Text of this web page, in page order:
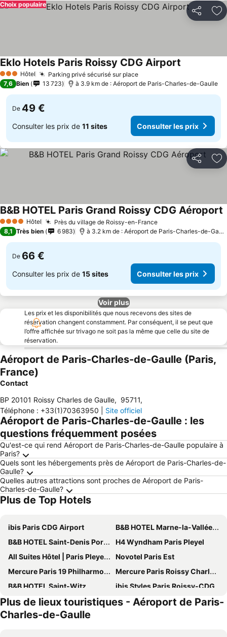
Partager
Choix populaire
3 ÉtoilesHôtel Parking privé sécurisé sur place
Eklo Hotels Paris Roissy CDG Airport
7,6 Bien 13 723 à 3.9 km de : Aéroport de Paris-Charles-de-Gaulle
De 49 €
Consulter les prix de 11 sites Consulter les prix
Partager
4 Étoiles Hôtel Près du village de Roissy-en-France
B&B HOTEL Paris Grand Roissy CDG Aéroport
8,1 Très bien 6 983 à 3.2 km de : Aéroport de Paris-Charles-de-Gaulle
De 66 €
Consulter les prix de 15 sites Consulter les prix
Voir plus
Les prix et les disponibilités que nous recevons des sites de
réservation changent constamment. Par conséquent, il se peut que
l’offre affichée sur trivago ne soit pas la même que celle du site de
réservation.
Aéroport de Paris-Charles-de-Gaulle (Paris,
France)
Contact
BP 20101 Roissy Charles de Gaulle, 95711,
Téléphone : +33(1)70363950 Site officiel
Aéroport de Paris-Charles-de-Gaulle : les
questions fréquemment posées
Qu'est-ce qui rend Aéroport de Paris-Charles-de-Gaulle populaire à
Paris?
Quels sont les hébergements près de Aéroport de Paris-Charles-de-
Gaulle?
Quelles autres attractions sont proches de Aéroport de Paris-
Charles-de-Gaulle?
Plus de Top Hotels
ibis Paris CDG Airport
B&B HOTEL Marne-la-Vallée Chelles
B&B HOTEL Saint-Denis Porte de Paris
H4 Wyndham Paris Pleyel
All Suites Hôtel | Paris Pleyel – L’île Saint Denis
Novotel Paris Est
Mercure Paris 19 Philharmonie La Villette
Mercure Paris Roissy Charles de Gaulle Hotel
B&B HOTEL Saint-Witz
ibis Styles Paris Roissy-CDG
Novotel Paris Stade Basilique
B&B HOTEL Paris Roissy CDG Aéroport
Novotel Roissy Saint-Witz
Plus de lieux touristiques - Aéroport de Paris-
Charles-de-Gaulle